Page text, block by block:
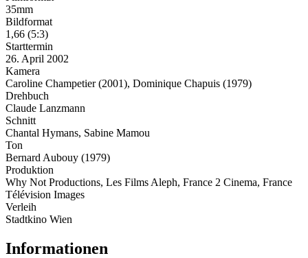
35mm
Bildformat
1,66 (5:3)
Starttermin
26. April 2002
Kamera
Caroline Champetier (2001), Dominique Chapuis (1979)
Drehbuch
Claude Lanzmann
Schnitt
Chantal Hymans, Sabine Mamou
Ton
Bernard Aubouy (1979)
Produktion
Why Not Productions, Les Films Aleph, France 2 Cinema, France
Télévision Images
Verleih
Stadtkino Wien
Informationen